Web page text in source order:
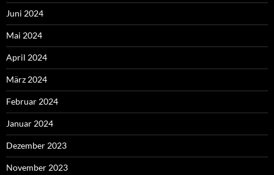
Juni 2024
Mai 2024
April 2024
März 2024
Februar 2024
Januar 2024
Dezember 2023
November 2023